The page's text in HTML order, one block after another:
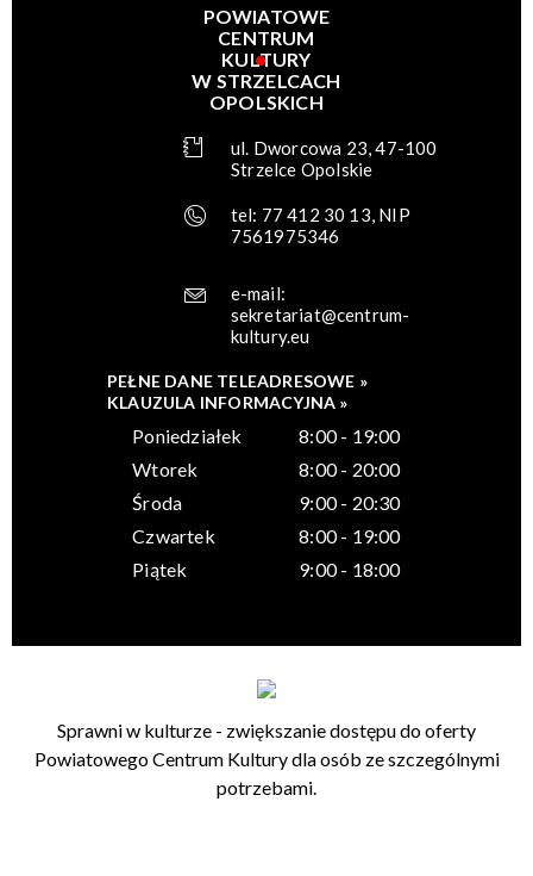
POWIATOWE
CENTRUM
KULTURY
W STRZELCACH
OPOLSKICH
ul. Dworcowa 23, 47-100
Strzelce Opolskie
tel: 77 412 30 13, NIP
7561975346
e-mail:
sekretariat@centrum-
kultury.eu
PEŁNE DANE TELEADRESOWE »
KLAUZULA INFORMACYJNA »
Poniedziałek
8:00 - 19:00
Wtorek
8:00 - 20:00
Środa
9:00 - 20:30
Czwartek
8:00 - 19:00
Piątek
9:00 - 18:00
Sprawni w kulturze - zwiększanie dostępu do oferty
Powiatowego Centrum Kultury dla osób ze szczególnymi
potrzebami.